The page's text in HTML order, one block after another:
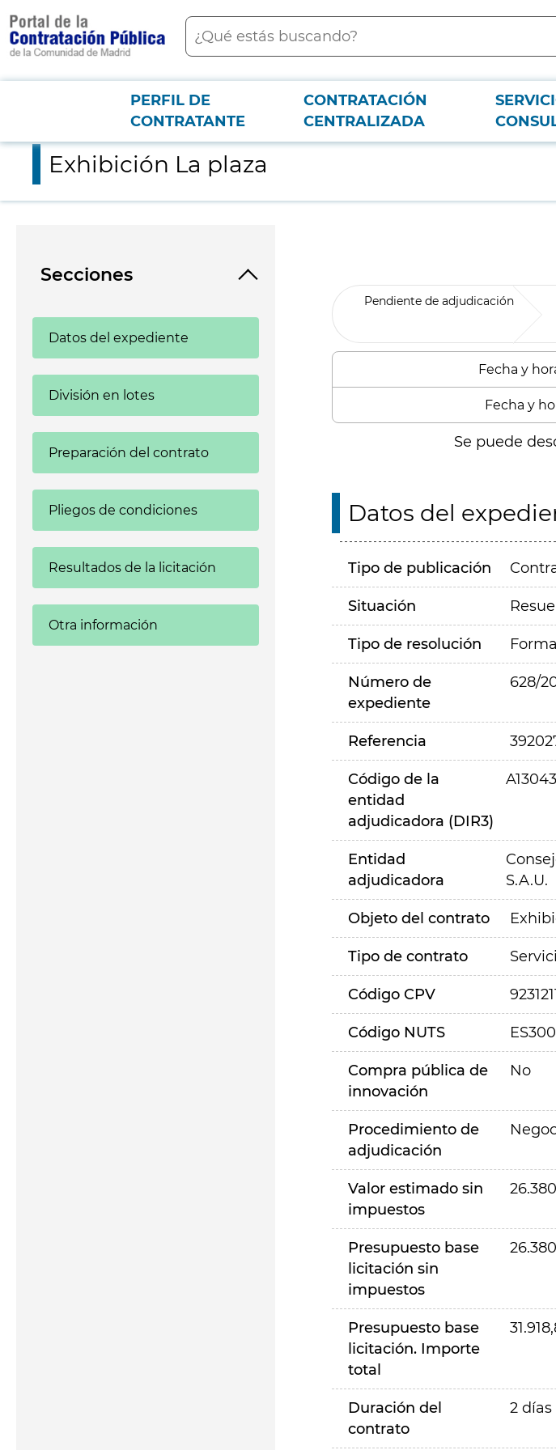
contenido
principal
Buscar
Menú PCON
PERFIL DE
CONTRATANTE
CONTRATACIÓN
CENTRALIZADA
Exhibición La plaza
Exhibición La plaza
Secciones
Datos del expediente
División en lotes
Preparación del contrato
Pliegos de condiciones
Resultados de la licitación
Otra información
Pendiente de adjudicación
Fecha y
Fecha y
Se puede
Datos del
Tipo de publicación
Situación
Tipo de resolución
Número de
expediente
628/
Referencia
Código de la
entidad
adjudicadora (DIR3)
Entidad
adjudicadora
S.A.U.
Objeto del contrato
Tipo de contrato
Código CPV
Código NUTS ES300
Compra pública de
innovación
No
Procedimiento de
adjudicación
Valor estimado sin
impuestos
Presupuesto base
licitación sin
impuestos
Presupuesto base
licitación. Importe
total
Duración del
contrato
2 días